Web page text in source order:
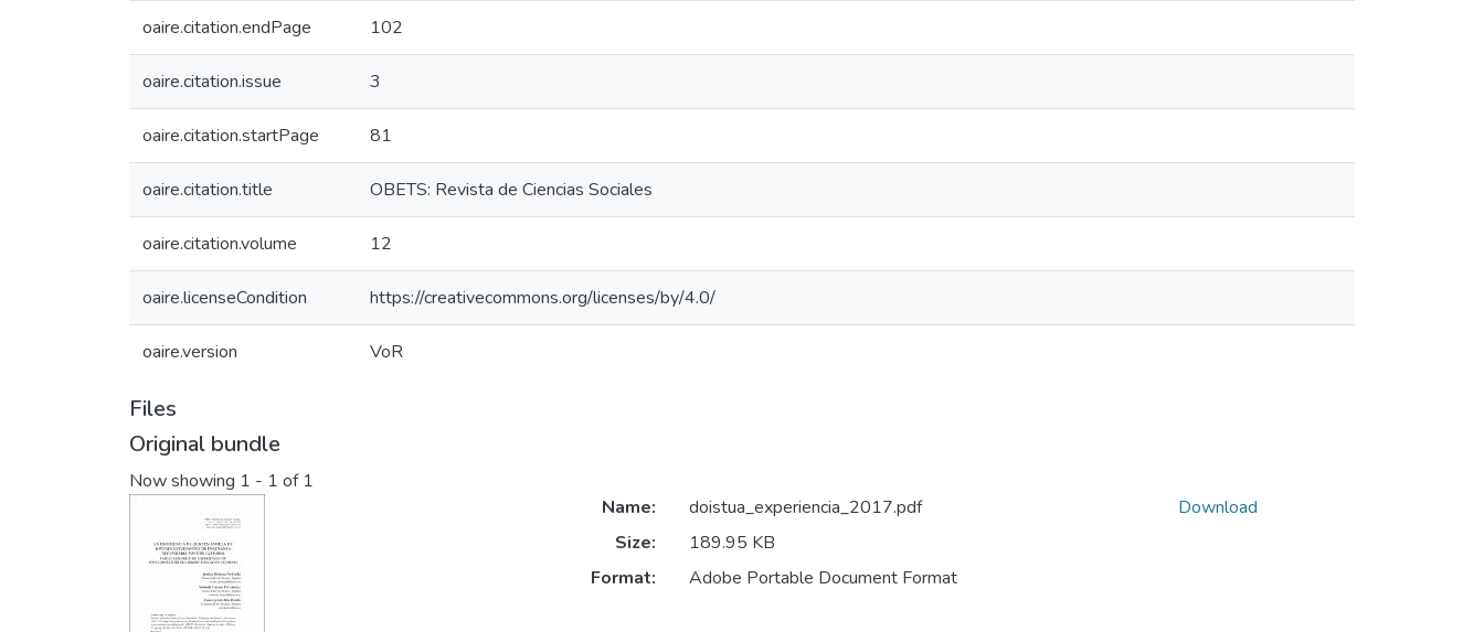
oaire.citation.endPage 102
oaire.citation.issue 3
oaire.citation.startPage 81
oaire.citation.title OBETS: Revista de Ciencias Sociales
oaire.citation.volume 12
oaire.licenseCondition https://creativecommons.org/licenses/by/4.0/
oaire.version VoR
Files
Original bundle
Now showing 1 - 1 of 1
Name:
doistua_experiencia_2017.pdf
Size:
189.95 KB
Format:
Adobe Portable Document Format
Download